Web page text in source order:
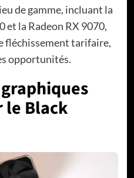
de gamme, incluant la
et la Radeon RX 9070,
fléchissement tarifaire,
opportunités.
Black